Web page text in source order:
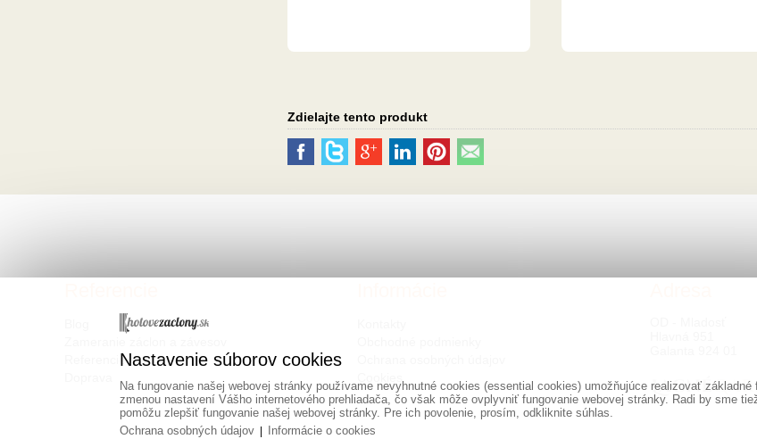
Zdielajte tento produkt
ReferencieNastavenie súborov cookies
Na fungovanie našej webovej stránky používame nevyhnutné cookies (essential cookies) umožňujúce realizovať
zmenou nastavení Vášho internetového prehliadača, čo však môže ovplyvniť fungovanie webovej stránky. Radi by sme
pomôžu zlepšiť fungovanie našej webovej stránky. Pre ich povolenie, prosím, odkliknite súhlas.
Ochrana osobných údajov
Informácie o cookies